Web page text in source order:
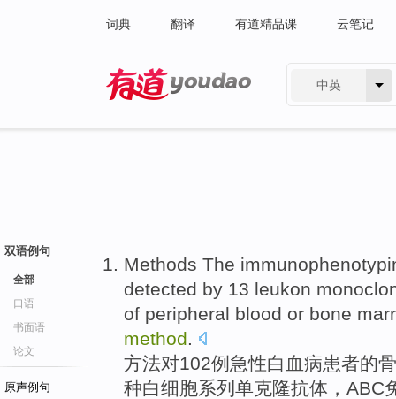
词典 翻译 有道精品课 云笔记
中英
双语例句
全部
口语
书面语
论文
原声例句
Methods The
detected by 13 leukon
of peripheral blood or bone
method.
方法对102例 急性白血病患者的
种白细胞系列 单克隆抗体 ， ABC